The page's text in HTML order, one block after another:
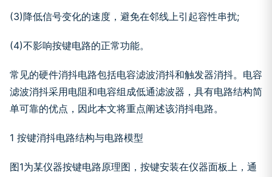
(3)降低信号变化的速度，避免在邻线上引起容性串扰;
(4)不影响按键电路的正常功能。
常见的硬件消抖电路包括电容滤波消抖和触发器消抖。电容
滤波消抖采用电阻和电容组成低通滤波器，具有电路结构简
单可靠的优点，因此本文将重点阐述该消抖电路。
1 按键消抖电路结构与电路模型
图1为某仪器按键电路原理图，按键安装在仪器面板上，通